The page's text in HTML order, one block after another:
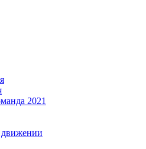
2021
движении